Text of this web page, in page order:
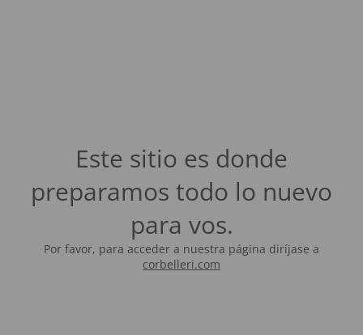
Este sitio es donde
preparamos todo lo nuevo
para vos.
Por favor, para acceder a nuestra página diríjase a
corbelleri.com